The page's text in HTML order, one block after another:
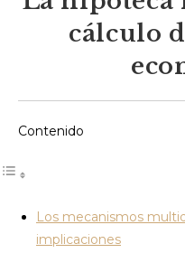
cálculo
Contenido
Los mecanismos
implicaciones